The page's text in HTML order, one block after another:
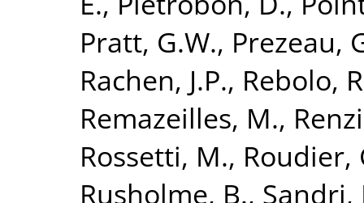
Pratt, G.W., Prezeau,
Rachen, J.P., Rebolo,
Remazeilles, M.,
Rossetti, M., Roudier,
Rusholme, B., Sandri,